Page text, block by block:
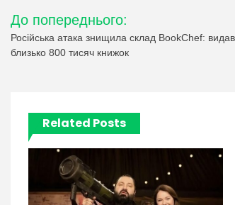
Навігація
записів
До попереднього:
Російська атака знищила склад BookChef:
близько 800 тисяч книжок
Related Posts